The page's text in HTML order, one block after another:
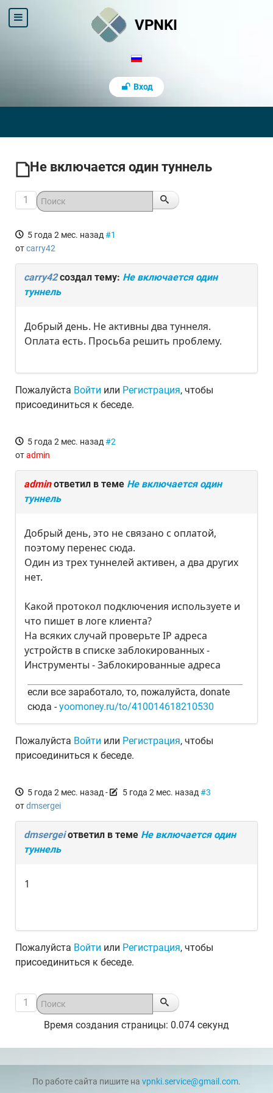
VPNKI
Вход
Не включается один туннель
1
5 года 2 мес. назад #1
отcarry42
carry42создал тему: Не включается один
туннель
Добрый день. Не активны два туннеля.
Оплата есть. Просьба решить проблему.
Пожалуйста Войти или Регистрация, чтобы
присоединиться к беседе.
5 года 2 мес. назад #2
отadmin
adminответил в теме Не включается один
туннель
Добрый день, это не связано с оплатой,
поэтому перенес сюда.
Один из трех туннелей активен, а два других
нет.
Какой протокол подключения используете и
что пишет в логе клиента?
На всяких случай проверьте IP адреса
устройств в списке заблокированных -
Инструменты - Заблокированные адреса
если все заработало, то, пожалуйста, donate
сюда -yoomoney.ru/to/410014618210530
Пожалуйста Войти или Регистрация, чтобы
присоединиться к беседе.
5 года 2 мес. назад - 5 года 2 мес. назад #3
отdmsergei
dmsergeiответил в теме Не включается один
туннель
1
Пожалуйста Войти или Регистрация, чтобы
присоединиться к беседе.
1
Время создания страницы: 0.074 секунд
По работе сайта пишите на vpnki.service@gmail.com.